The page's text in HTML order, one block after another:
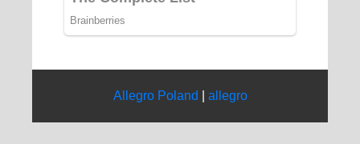
Allegro Poland allegro